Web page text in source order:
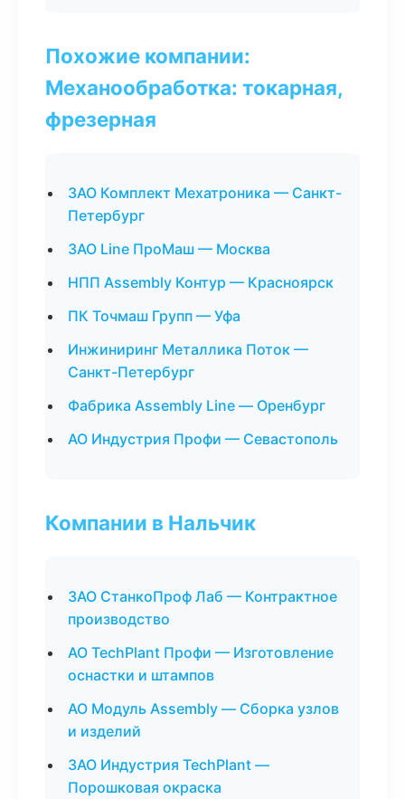
Похожие компании:
Механообработка: токарная,
фрезерная
ЗАО Комплект Мехатроника — Санкт-
Петербург
ЗАО Line ПроМаш — Москва
НПП Assembly Контур — Красноярск
ПК Точмаш Групп — Уфа
Инжиниринг Металлика Поток —
Санкт-Петербург
Фабрика Assembly Line — Оренбург
АО Индустрия Профи — Севастополь
Компании в Нальчик
ЗАО СтанкоПроф Лаб — Контрактное
производство
АО TechPlant Профи — Изготовление
оснастки и штампов
АО Модуль Assembly — Сборка узлов
и изделий
ЗАО Индустрия TechPlant —
Порошковая окраска